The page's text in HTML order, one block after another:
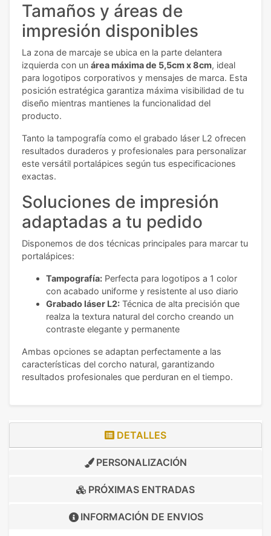
Tamaños y áreas de
impresión disponibles
La zona de marcaje se ubica en la parte delantera
izquierda con un área máxima de 5,5cm x 8cm, ideal
para logotipos corporativos y mensajes de marca. Esta
posición estratégica garantiza máxima visibilidad de tu
diseño mientras mantienes la funcionalidad del
producto.
Tanto la tampografía como el grabado láser L2 ofrecen
resultados duraderos y profesionales para personalizar
este versátil portalápices según tus especificaciones
exactas.
Soluciones de impresión
adaptadas a tu pedido
Disponemos de dos técnicas principales para marcar tu
portalápices:
Tampografía: Perfecta para logotipos a 1 color
con acabado uniforme y resistente al uso diario
Grabado láser L2: Técnica de alta precisión que
realza la textura natural del corcho creando un
contraste elegante y permanente
Ambas opciones se adaptan perfectamente a las
características del corcho natural, garantizando
resultados profesionales que perduran en el tiempo.
DETALLES
PERSONALIZACIÓN
PRÓXIMAS ENTRADAS
INFORMACIÓN DE ENVIOS